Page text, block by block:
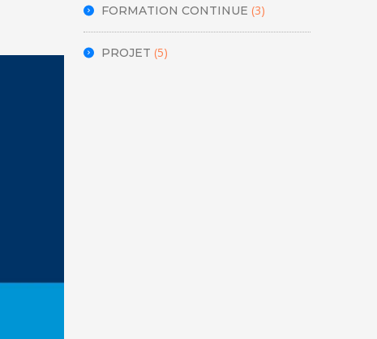
FORMATION CONTINUE (3)
PROJET (5)